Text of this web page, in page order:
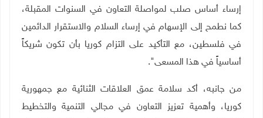
إرساء أساس صلب لمواصلة التعاون في السنوات المقبلة،
كما نطمح إلى الإسهام في إرساء السلام والاستقرار الدائمين
في فلسطين، مع التأكيد على التزام كوريا بأن تكون شريكاً
أساسياً في هذا المسعى"
.
من جانبه، أكد سلامة عمق العلاقات الثنائية مع جمهورية
كوريا، وأهمية تعزيز التعاون في مجالي التنمية والتخطيط